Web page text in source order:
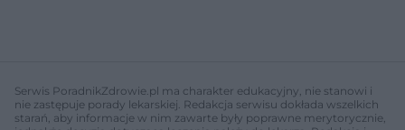
Serwis PoradnikZdrowie.pl ma charakter edukacyjny, nie stanowi i
nie zastępuje porady lekarskiej. Redakcja serwisu dokłada wszelkich
starań, aby informacje w nim zawarte były poprawne merytorycznie,